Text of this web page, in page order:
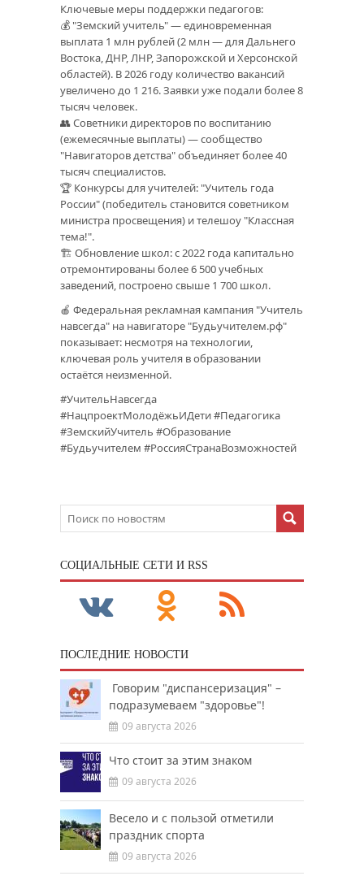
Ключевые меры поддержки педагогов:
💰 "Земский учитель" — единовременная
выплата 1 млн рублей (2 млн — для Дальнего
Востока, ДНР, ЛНР, Запорожской и Херсонской
областей). В 2026 году количество вакансий
увеличено до 1 216. Заявки уже подали более 8
тысяч человек.
👥 Советники директоров по воспитанию
(ежемесячные выплаты) — сообщество
"Навигаторов детства" объединяет более 40
тысяч специалистов.
🏆 Конкурсы для учителей: "Учитель года
России" (победитель становится советником
министра просвещения) и телешоу "Классная
тема!".
🏗️ Обновление школ: с 2022 года капитально
отремонтированы более 6 500 учебных
заведений, построено свыше 1 700 школ.
🍎 Федеральная рекламная кампания "Учитель
навсегда" на навигаторе "Будьучителем.рф"
показывает: несмотря на технологии,
ключевая роль учителя в образовании
остаётся неизменной.
#УчительНавсегда
#НацпроектМолодёжьИДети #Педагогика
#ЗемскийУчитель #Образование
#Будьучителем #РоссияСтранаВозможностей
CОЦИАЛЬНЫЕ СЕТИ И RSS
ПОСЛЕДНИЕ НОВОСТИ
Говорим "диспансеризация" –
подразумеваем "здоровье"!
09 августа 2026
Что стоит за этим знаком
09 августа 2026
Весело и с пользой отметили
праздник спорта
09 августа 2026